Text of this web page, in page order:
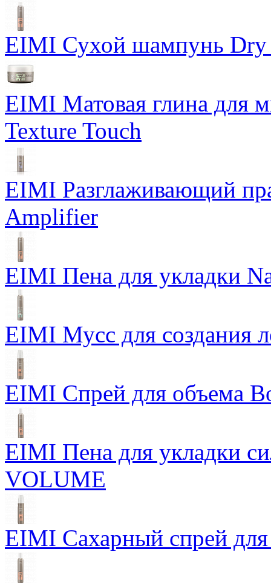
EIMI Сухой шампунь Dry
EIMI Матовая глина для
Texture Touch
EIMI Разглаживающий
Amplifier
EIMI Пена для укладки
EIMI Мусс для создания
EIMI Спрей для объема
EIMI Пена для укладки
VOLUME
EIMI Сахарный спрей